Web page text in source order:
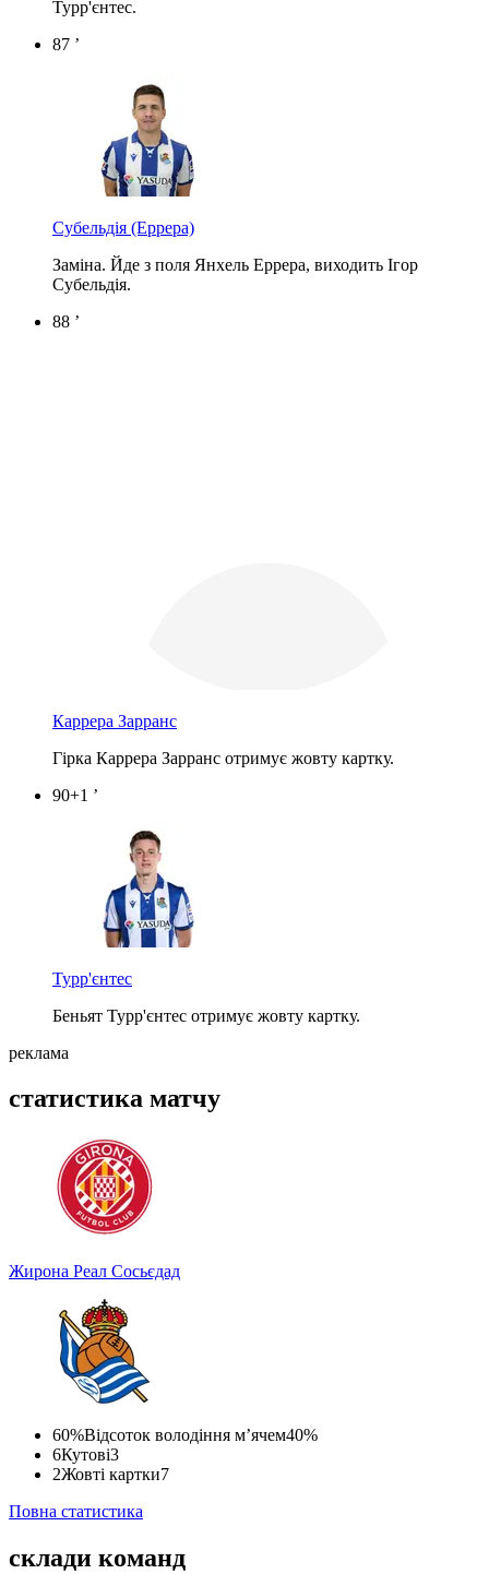
Турр'єнтес.
87 ’
Субельдія (Еррера)
Заміна. Йде з поля Янхель Еррера, виходить Ігор
Субельдія.
88 ’
Каррера Зарранс
Гірка Каррера Зарранс отримує жовту картку.
90+1 ’
Турр'єнтес
Беньят Турр'єнтес отримує жовту картку.
реклама
статистика матчу
Жирона Реал Сосьєдад
60%Відсоток володіння м’ячем40%
6Кутові3
2Жовті картки7
Повна статистика
склади команд